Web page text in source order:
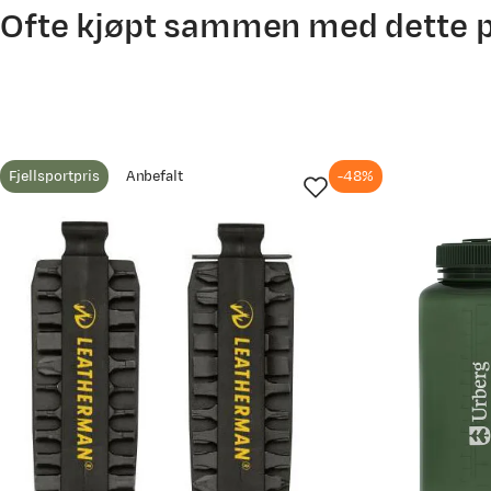
4 år siden
Valgt farge: Sort
Perfekt passform for Wave og bitsforlenger.
Kjell
5 år siden
Ofte kjøpt sammen med dette
Fjellsportpris Anbefalt -48%